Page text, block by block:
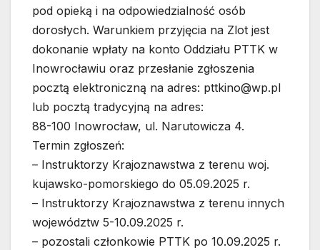
pod opieką i na odpowiedzialność osób
dorosłych. Warunkiem przyjęcia na Zlot jest
dokonanie wpłaty na konto Oddziału PTTK w
Inowrocławiu oraz przesłanie zgłoszenia
pocztą elektroniczną na adres: pttkino@wp.pl
lub pocztą tradycyjną na adres:
88-100 Inowrocław, ul. Narutowicza 4.
Termin zgłoszeń:
– Instruktorzy Krajoznawstwa z terenu woj.
kujawsko-pomorskiego do 05.09.2025 r.
– Instruktorzy Krajoznawstwa z terenu innych
województw 5-10.09.2025 r.
– pozostali członkowie PTTK po 10.09.2025 r.